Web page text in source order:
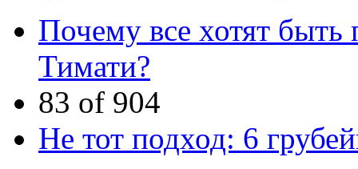
Почему все хотят
Тимати?
83 of 904
Не тот подход: 6